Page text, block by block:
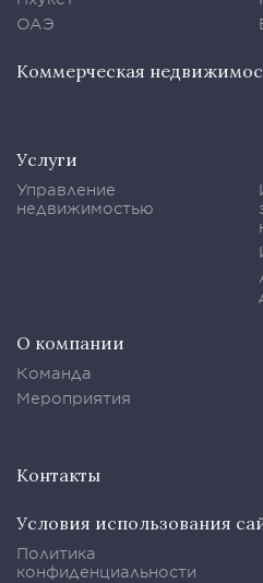
ОАЭ
Коммерческая
Услуги
Управление
недвижимостью
О компании
Команда
Мероприятия
Контакты
Условия использования
Политика
конфиденциальности